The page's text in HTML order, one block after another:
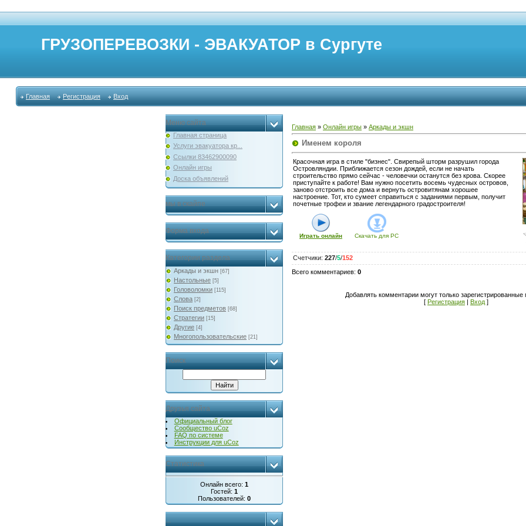
ГРУЗОПЕРЕВОЗКИ - ЭВАКУАТОР в Сургуте
Главная Регистрация Вход
Меню сайта
Главная страница
Услуги эвакуатора кр...
Ссылки 83462900090
Онлайн игры
Доска объявлений
мы в скайпе
Форма входа
Категории раздела
Аркады и экшн [67]
Настольные [5]
Головоломки [115]
Слова [2]
Поиск предметов [68]
Стратегии [15]
Другие [4]
Многопользовательские [21]
Поиск
Друзья сайта
Официальный блог
Сообщество uCoz
FAQ по системе
Инструкции для uCoz
Статистика
Онлайн всего: 1
Гостей: 1
Пользователей: 0
...
Главная » Онлайн игры » Аркады и экшн
Именем короля
Красочная игра в стиле "бизнес". Свирепый шторм разрушил города
Островляндии. Приближается сезон дождей, если не начать
строительство прямо сейчас - человечки останутся без крова. Скорее
приступайте к работе! Вам нужно посетить восемь чудесных островов,
заново отстроить все дома и вернуть островитянам хорошее
настроение. Тот, кто сумеет справиться с заданиями первым, получит
почетные трофеи и звание легендарного градостроителя!
Играть онлайн Скачать для PC
Счетчики: 227/5/152
Всего комментариев: 0
Добавлять комментарии могут только зарегистрированные
[ Регистрация Вход ]